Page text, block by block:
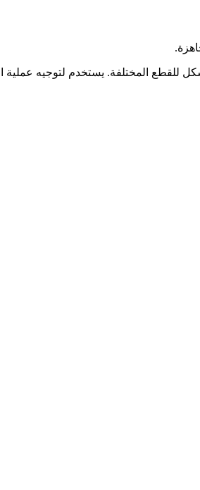
للقطع المختلفة. يستخدم لتوجيه